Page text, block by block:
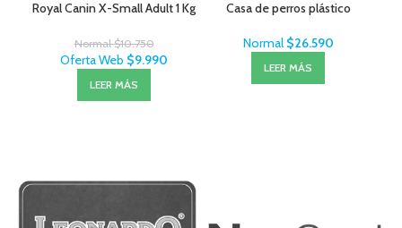
Royal Canin X-Small Adult 1 Kg
Normal$10.750
Oferta Web $9.990
LEER MÁS
Casa de perros plástico
Normal $26.590
LEER MÁS